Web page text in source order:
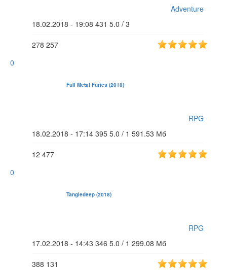
Adventure
18.02.2018 - 19:08 431 5.0 / 3
278 257
0
Full Metal Furies (2018)
RPG
18.02.2018 - 17:14 395 5.0 / 1 591.53 Мб
12 477
0
Tangledeep (2018)
RPG
17.02.2018 - 14:43 346 5.0 / 1 299.08 Мб
388 131